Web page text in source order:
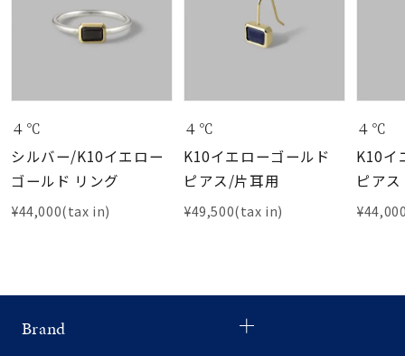
４℃
シルバー/K10イエロー
ゴールド リング
¥44,000(tax in)
４℃
K10イエローゴールド
ピアス/片耳用
¥49,500(tax in)
４℃
K10イ
ピアス
Brand